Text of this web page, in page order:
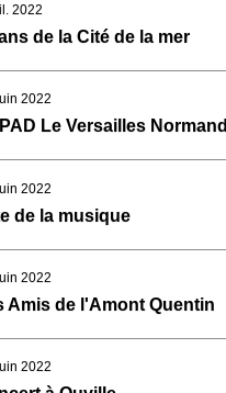
2022
de la Cité de la mer
2022
Le Versailles Normand
2022
de la musique
2022
Amis de l'Amont Quentin
2022